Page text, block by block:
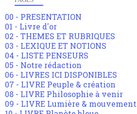
00 - PRESENTATION
01 - Livre d'or
02 - THEMES ET RUBRIQUES
03 - LEXIQUE ET NOTIONS
04 - LISTE PENSEURS
05 - Notre rédaction
06 - LIVRES ICI DISPONIBLES
07 - LIVRE Peuple & création
08 - LIVRE Philosophie à venir
09 - LIVRE Lumière & mouvement